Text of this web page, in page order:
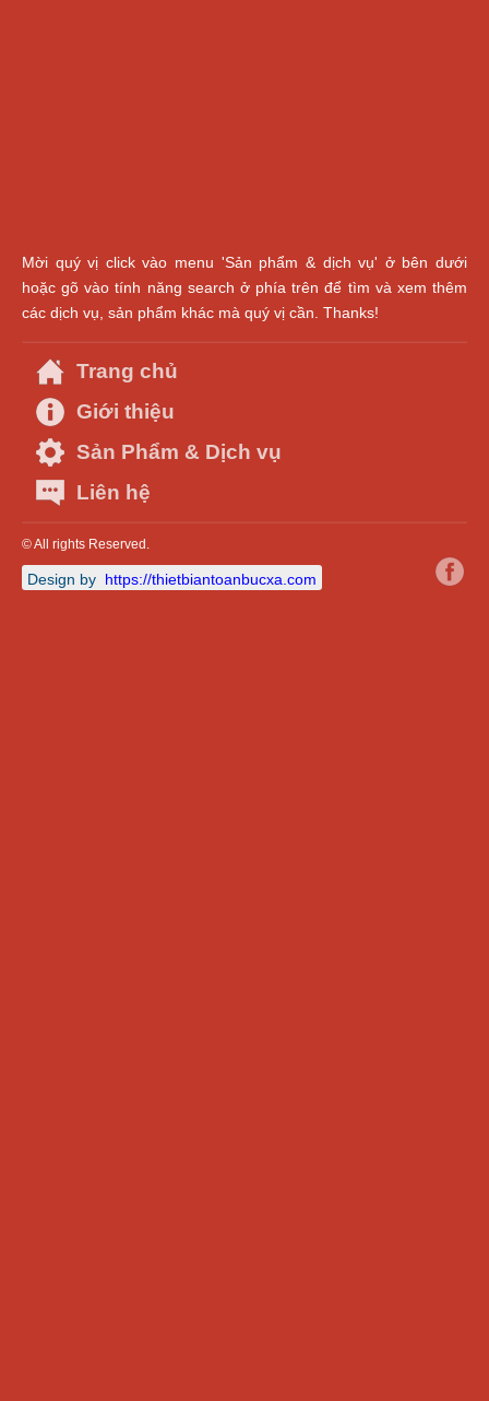
Mời quý vị click vào menu 'Sản phẩm & dịch vụ' ở bên dưới
hoặc gõ vào tính năng search ở phía trên để tìm và xem thêm
các dịch vụ, sản phẩm khác mà quý vị cần. Thanks!
Trang chủ
Giới thiệu
Sản Phẩm & Dịch vụ
Liên hệ
© All rights Reserved.
Design by https://thietbiantoanbucxa.com